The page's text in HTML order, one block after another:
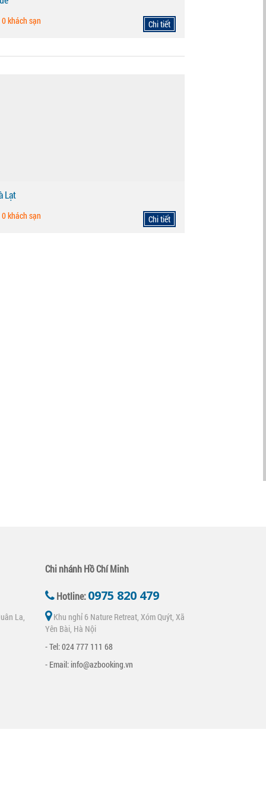
0 khách sạn Chi tiết
Lạt
0 khách sạn Chi tiết
La,
Chi nhánh Hồ Chí Minh
Hotline:0975 820 479
Khu nghỉ 6 Nature Retreat, Xóm Quýt, Xã
Yên Bài, Hà Nội
- Tel: 024 777 111 68
- Email: info@azbooking.vn